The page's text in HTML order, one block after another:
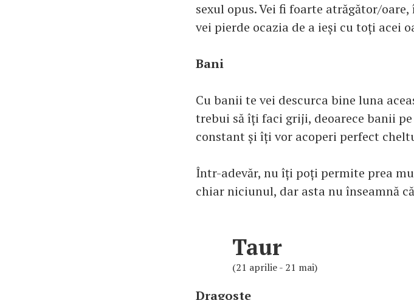
sexul opus. Vei fi foarte atrăgător/
vei pierde ocazia de a ieși cu toți acei
Bani
Cu banii te vei descurca bine luna
trebui să îți faci griji, deoarece banii
constant și îți vor acoperi perfect
Într-adevăr, nu îți poți permite prea
chiar niciunul, dar asta nu înseamnă
Taur
(21 aprilie - 21 mai)
Dragoste